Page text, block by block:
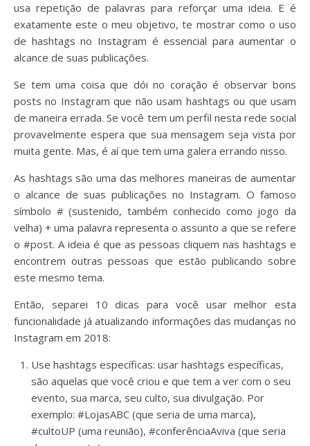
usa repetição de palavras para reforçar uma ideia. E é
exatamente este o meu objetivo, te mostrar como o uso
de hashtags no Instagram é essencial para aumentar o
alcance de suas publicações.
Se tem uma coisa que dói no coração é observar bons
posts no Instagram que não usam hashtags ou que usam
de maneira errada. Se você tem um perfil nesta rede social
provavelmente espera que sua mensagem seja vista por
muita gente. Mas, é aí que tem uma galera errando nisso.
As hashtags são uma das melhores maneiras de aumentar
o alcance de suas publicações no Instagram. O famoso
símbolo # (sustenido, também conhecido como jogo da
velha) + uma palavra representa o assunto a que se refere
o #post. A ideia é que as pessoas cliquem nas hashtags e
encontrem outras pessoas que estão publicando sobre
este mesmo tema.
Então, separei 10 dicas para você usar melhor esta
funcionalidade já atualizando informações das mudanças no
Instagram em 2018:
Use hashtags específicas: usar hashtags específicas,
são aquelas que você criou e que tem a ver com o seu
evento, sua marca, seu culto, sua divulgação. Por
exemplo: #LojasABC (que seria de uma marca),
#cultoUP (uma reunião), #conferênciaAviva (que seria